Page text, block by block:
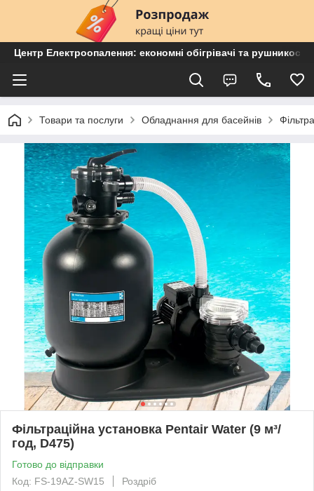
Центр Електроопалення: економні обігрівачі та
Товари та послуги Обладнання для басейнів
Фільтраційна установка Pentair Water (9 м³/
год, D475)
Готово до відправки
Код: FS-19AZ-SW15
Роздріб